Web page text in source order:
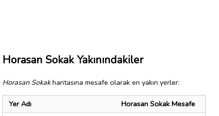
Horasan Sokak Yakınındakiler
Horasan Sokakharitasına mesafe olarak en yakın yerler:
Yer Adı
Horasan Sokak Mesafe